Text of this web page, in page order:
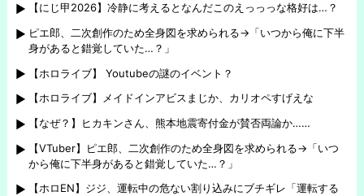
【にじ甲2026】冷静に考えるとなんだこのえっっっな格好は…？
ピエ郎、二次創作のため全身図を求められる→「いつから俺に下半
身があると錯覚していた…？」
【ホロライブ】 Youtubeの謎のイベント？
【ホロライブ】メイドインアビスまじか、カリオペすげえな
【なぜ？】ヒカキンさん、熊本地震寄付金が賛否両論か……
【VTuber】ピエ郎、二次創作のため全身図を求められる→「いつ
から俺に下半身があると錯覚していた…？」
【ホロEN】ジジ、運転中の危ない割り込みにブチギレ「運転する